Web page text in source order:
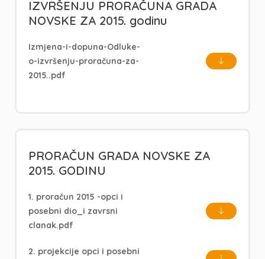
IZVRŠENJU PRORAČUNA GRADA
NOVSKE ZA 2015. godinu
Izmjena-i-dopuna-Odluke-
o-izvršenju-proračuna-za-
2015..pdf
PRORAČUN GRADA NOVSKE ZA
2015. GODINU
1. proračun 2015 -opci i
posebni dio_i zavrsni
clanak.pdf
2. projekcije opci i posebni